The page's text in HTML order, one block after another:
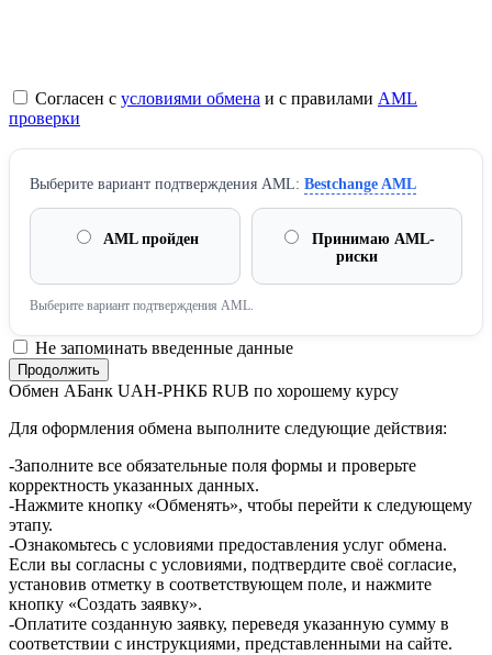
Согласен с условиями обмена и с правилами AML
проверки
Выберите вариант подтверждения AML: Bestchange AML
AML пройден
Принимаю AML-
риски
Выберите вариант подтверждения AML.
Не запоминать введенные данные
Обмен AБанк UAH-РНКБ RUB по хорошему курсу
Для оформления обмена выполните следующие действия:
-Заполните все обязательные поля формы и проверьте
корректность указанных данных.
-Нажмите кнопку «Обменять», чтобы перейти к следующему
этапу.
-Ознакомьтесь с условиями предоставления услуг обмена.
Если вы согласны с условиями, подтвердите своё согласие,
установив отметку в соответствующем поле, и нажмите
кнопку «Создать заявку».
-Оплатите созданную заявку, переведя указанную сумму в
соответствии с инструкциями, представленными на сайте.